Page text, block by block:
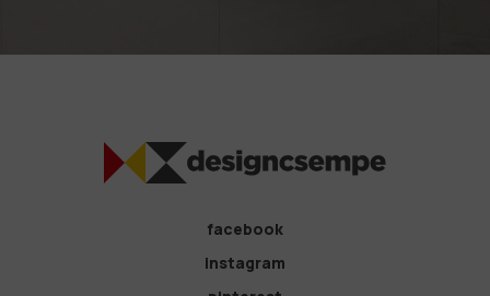
facebook
instagram